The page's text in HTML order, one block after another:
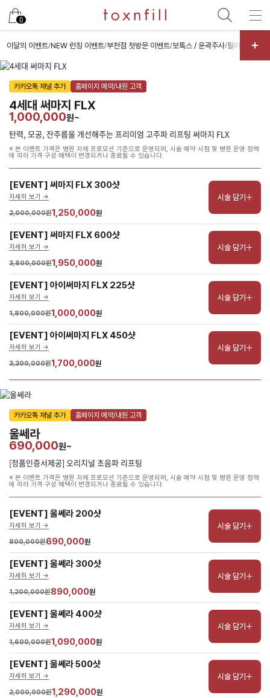
0
이달의 이벤트/NEW 런칭 이벤트/부천점 첫방문 이벤트/보톡스 / 윤곽주사/필러 / 실리프
카카오톡 채널 추가 홈페이지 예약/내원 고객
4세대 써마지 FLX
1,000,000원~
탄력, 모공, 잔주름을 개선해주는 프리미엄 고주파 리프팅 써마지 FLX
※ 본 이벤트 가격은 병원 자체 프로모션 기준으로 운영되며, 시술 예약 시점 및 병원 운영 정책
에 따라 가격·구성·혜택이 변경되거나 종료될 수 있습니다.
[EVENT] 써마지 FLX 300샷
자세히 보기 ->
2,000,000원1,250,000원
시술 담기
[EVENT] 써마지 FLX 600샷
자세히 보기 ->
3,800,000원1,950,000원
시술 담기
[EVENT] 아이써마지 FLX 225샷
자세히 보기 ->
1,800,000원1,000,000원
시술 담기
[EVENT] 아이써마지 FLX 450샷
자세히 보기 ->
3,300,000원1,700,000원
시술 담기
카카오톡 채널 추가 홈페이지 예약/내원 고객
울쎄라
690,000원~
[정품인증서제공] 오리지널 초음파 리프팅
※ 본 이벤트 가격은 병원 자체 프로모션 기준으로 운영되며, 시술 예약 시점 및 병원 운영 정책
에 따라 가격·구성·혜택이 변경되거나 종료될 수 있습니다.
[EVENT] 울쎄라 200샷
자세히 보기 ->
800,000원690,000원
시술 담기
[EVENT] 울쎄라 300샷
자세히 보기 ->
1,200,000원890,000원
시술 담기
[EVENT] 울쎄라 400샷
자세히 보기 ->
1,600,000원1,090,000원
시술 담기
[EVENT] 울쎄라 500샷
자세히 보기 ->
2,000,000원1,290,000원
시술 담기
남은 시술/관리권 예약
남은 시술/관리권 종류 선택
리프팅
색소
스킨부스터
스킨케어
여드름/모공
제모
체형
프로그램
항노화수액
기타